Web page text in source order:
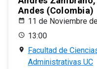
Andes (Colombia)
11 de Noviembre
13:00
Facultad de
Administrativas UC